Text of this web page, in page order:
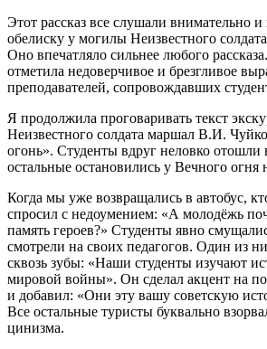
Этот рассказ все слушали внимательно
обелиску у могилы Неизвестного
Оно впечатляло сильнее любого
отметила недоверчивое и брезгливое
преподавателей, сопровождавших
Я продолжила проговаривать текст
Неизвестного солдата маршал В.И.
огонь». Студенты вдруг неловко отошли
остальные остановились у Вечного
Когда мы уже возвращались в автобус,
спросил с недоумением: «А молодёжь
память героев?» Студенты явно
смотрели на своих педагогов. Один из
сквозь зубы: «Наши студенты изучают
мировой войны». Он сделал акцент на
и добавил: «Они эту вашу советскую
Все остальные туристы буквально
цинизма.